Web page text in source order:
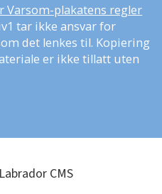
Varsom-plakatens regler
tar ikke ansvar for
det lenkes til. Kopiering
er ikke tillatt uten
CMS